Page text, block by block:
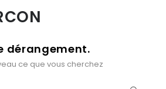
dérangement.
ce que vous cherchez